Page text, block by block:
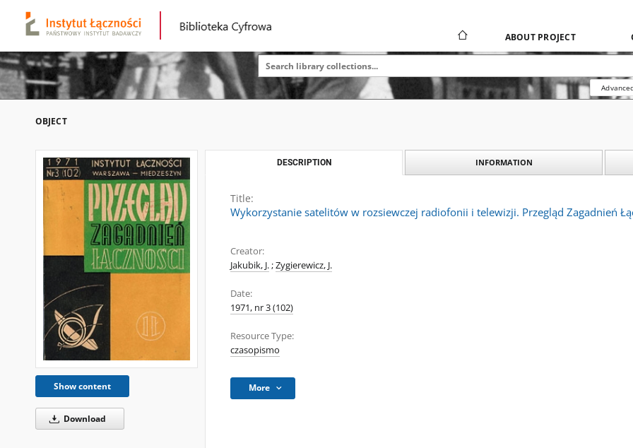
ABOUT PROJECT
OBJECT
Show content
Download
DESCRIPTION INFORMATION
Title:
Wykorzystanie satelitów w rozsiewczej radiofonii i telewizji. Przegląd Zagadnień
Creator:
Jakubik, J.;Zygierewicz, J.
Date:
1971, nr 3 (102)
Resource Type:
czasopismo
More